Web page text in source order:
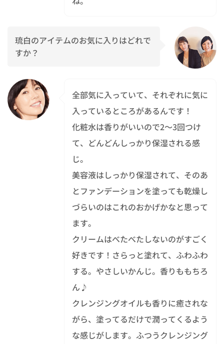
琉白のアイテムのお気に入りはどれで
すか？
全部気に入っていて、それぞれに気に
入っているところがあるんです！
化粧水は香りがいいので2～3回つけ
て、どんどんしっかり保湿される感
じ。
美容液はしっかり保湿されて、そのあ
とファンデーションを塗っても乾燥し
づらいのはこれのおかげかなと思って
ます。
クリームはべたべたしないのがすごく
好きです！さらっと塗れて、ふわふわ
する。やさしいかんじ。香りももちろ
ん♪
クレンジングオイルも香りに癒されな
がら、塗ってるだけで潤ってくるよう
な感じがします。ふつうクレンジング